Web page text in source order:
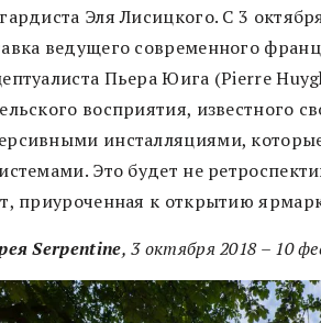
Эля Лисицкого. С 3
ведущего современного
Пьера Юига (Pierre
восприятия, известного
инсталляциями,
Это будет не
приуроченная к открытию
Serpentine, 3 октября 2018 – 10